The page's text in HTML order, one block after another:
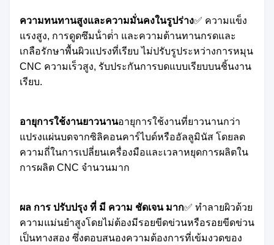
ความทนทานสูงและความมั่นคงในรูปร่าง✅ ความแข็ง
แรงสูง, การดูดซึมน้ําต่ํา และความต้านทานกรดและ
เกลือรักษาพื้นผิวแปรงที่เรียบ ไม่ปรับรูประหว่างการหมุน
CNC ความเร็วสูง, รับประกันการบดแบบเรียบบนชิ้นงาน
เรียบ.
อายุการใช้งานยาวนานอายุการใช้งานที่ยาวนานกว่า
แปรงแผ่นบดจากซิลิคอนคาร์ไบด์หรืออัลลูมินัส โดยลด
ความถี่ในการเปลี่ยนเครื่องมือและเวลาหยุดการผลิตใน
การผลิต CNC จํานวนมาก
ผล การ ปรับปรุง ที่ มี ความ ชัดเจน มาก✅ ทําลายผิวด้วย
ความแม่นยําสูงโดยไม่ต้องมีรอยขีดข่วนหรือรอยขีดข่วน
เป็นทางสอง ซึ่งตอบสนองความต้องการที่เข้มงวดของ